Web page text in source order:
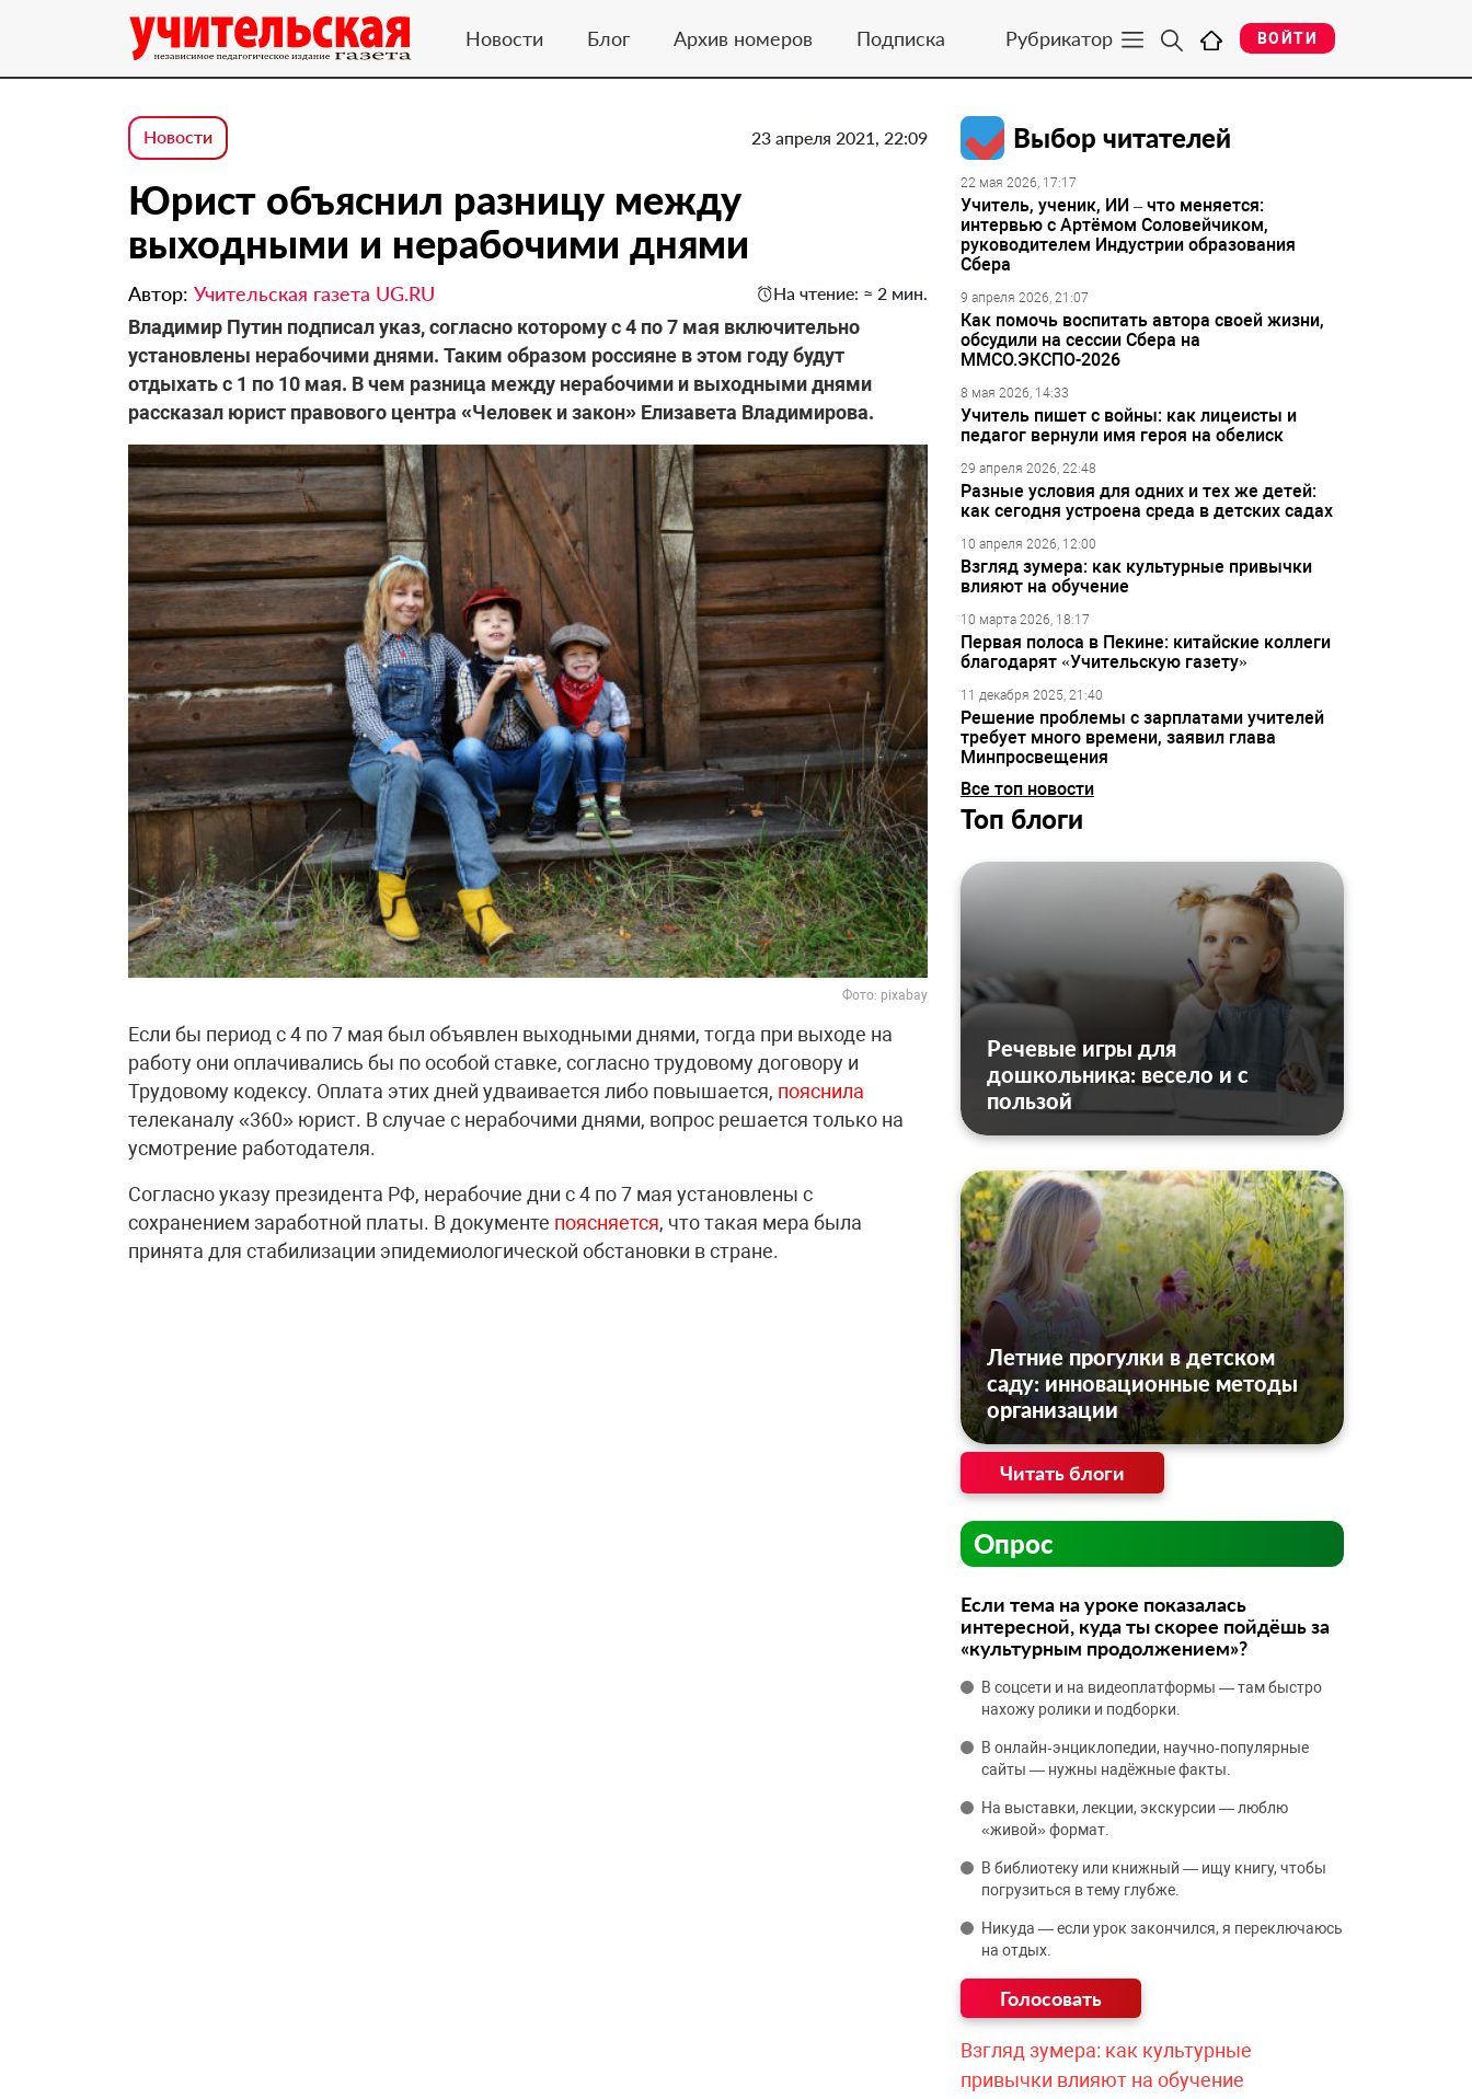
Новости Блог Архив номеров Подписка Рубрикатор ВОЙТИ
Новости 23 апреля 2021, 22:09
Юрист объяснил разницу между
выходными и нерабочими днями
Автор: Учительская газета UG.RU На чтение: ≈ 2 мин.
Владимир Путин подписал указ, согласно которому с 4 по 7 мая включительно
установлены нерабочими днями. Таким образом россияне в этом году будут
отдыхать с 1 по 10 мая. В чем разница между нерабочими и выходными днями
рассказал юрист правового центра «Человек и закон» Елизавета Владимирова.
Фото: pixabay
Если бы период с 4 по 7 мая был объявлен выходными днями, тогда при выходе на
работу они оплачивались бы по особой ставке, согласно трудовому договору и
Трудовому кодексу. Оплата этих дней удваивается либо повышается, пояснила
телеканалу «360» юрист. В случае с нерабочими днями, вопрос решается только на
усмотрение работодателя.
Согласно указу президента РФ, нерабочие дни с 4 по 7 мая установлены с
сохранением заработной платы. В документе поясняется, что такая мера была
принята для стабилизации эпидемиологической обстановки в стране.
Выбор читателей
22 мая 2026, 17:17
Учитель, ученик, ИИ – что меняется:
интервью с Артёмом Соловейчиком,
руководителем Индустрии образования
Сбера
9 апреля 2026, 21:07
Как помочь воспитать автора своей жизни,
обсудили на сессии Сбера на
ММСО.ЭКСПО-2026
8 мая 2026, 14:33
Учитель пишет с войны: как лицеисты и
педагог вернули имя героя на обелиск
29 апреля 2026, 22:48
Разные условия для одних и тех же детей:
как сегодня устроена среда в детских садах
10 апреля 2026, 12:00
Взгляд зумера: как культурные привычки
влияют на обучение
10 марта 2026, 18:17
Первая полоса в Пекине: китайские коллеги
благодарят «Учительскую газету»
11 декабря 2025, 21:40
Решение проблемы с зарплатами учителей
требует много времени, заявил глава
Минпросвещения
Все топ новости
Топ блоги
Речевые игры для
дошкольника: весело и с
пользой
Летние прогулки в детском
саду: инновационные методы
организации
Читать блоги
Опрос
Если тема на уроке показалась
интересной, куда ты скорее пойдёшь за
«культурным продолжением»?
В соцсети и на видеоплатформы — там быстро
нахожу ролики и подборки.
В онлайн‑энциклопедии, научно‑популярные
сайты — нужны надёжные факты.
На выставки, лекции, экскурсии — люблю
«живой» формат.
В библиотеку или книжный — ищу книгу, чтобы
погрузиться в тему глубже.
Никуда — если урок закончился, я переключаюсь
на отдых.
Взгляд зумера: как культурные
привычки влияют на обучение